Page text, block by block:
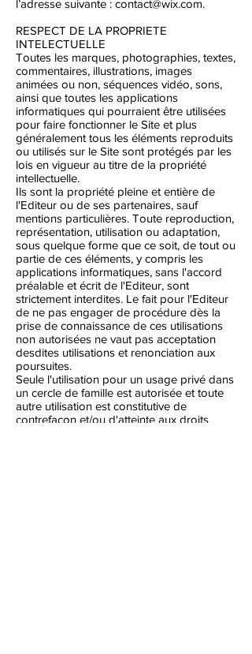
l’adresse suivante : contact@wix.com.
RESPECT DE LA PROPRIETE
INTELECTUELLE
Toutes les marques, photographies, textes,
commentaires, illustrations, images
animées ou non, séquences vidéo, sons,
ainsi que toutes les applications
informatiques qui pourraient être utilisées
pour faire fonctionner le Site et plus
généralement tous les éléments reproduits
ou utilisés sur le Site sont protégés par les
lois en vigueur au titre de la propriété
intellectuelle.
Ils sont la propriété pleine et entière de
l'Editeur ou de ses partenaires, sauf
mentions particulières. Toute reproduction,
représentation, utilisation ou adaptation,
sous quelque forme que ce soit, de tout ou
partie de ces éléments, y compris les
applications informatiques, sans l'accord
préalable et écrit de l'Editeur, sont
strictement interdites. Le fait pour l'Editeur
de ne pas engager de procédure dès la
prise de connaissance de ces utilisations
non autorisées ne vaut pas acceptation
desdites utilisations et renonciation aux
poursuites.
Seule l'utilisation pour un usage privé dans
un cercle de famille est autorisée et toute
autre utilisation est constitutive de
contrefaçon et/ou d'atteinte aux droits